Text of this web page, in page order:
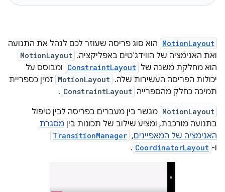
MotionLayout הוא סוג פריסה שעוזר לכם לנהל את התנועה
ואת האנימציה של הווידג'טים באפליקציה. ‫ MotionLayout
הוא מחלקת משנה של ‫ ConstraintLayout ומבוסס על
יכולות הפריסה העשירות שלה. ‫ MotionLayout זמין כספריית
תמיכה כחלק מהספרייה ConstraintLayout
.
MotionLayout מגשר בין מעברים בפריסה לבין טיפול
בתנועה מורכבת, ומציע שילוב של תכונות בין מסגרת
האנימציה של המאפיינים,‏
TransitionManager
ו- CoordinatorLayout
.